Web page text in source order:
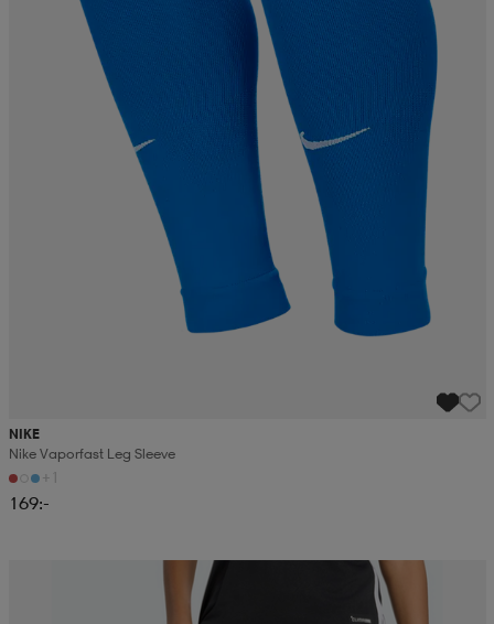
NIKE
Nike Vaporfast Leg Sleeve
+1
169:-